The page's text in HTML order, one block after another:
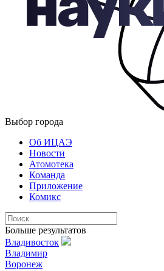
Выбор города
Об ИЦАЭ
Новости
Атомотека
Команда
Приложение
Комикс
Больше результатов
Владивосток
Владимир
Воронеж